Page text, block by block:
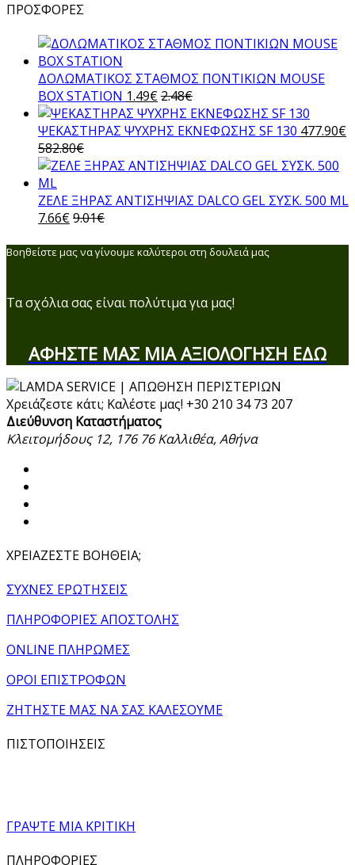
ΠΡΟΣΦΟΡΕΣ
ΔΟΛΩΜΑΤΙΚΟΣ ΣΤΑΘΜΟΣ ΠΟΝΤΙΚΙΩΝ MOUSE
BOX STATION 1.49€2.48€
ΨΕΚΑΣΤΗΡΑΣ ΨΥΧΡΗΣ ΕΚΝΕΦΩΣΗΣ SF 130 477.90€
582.80€
ΖΕΛΕ ΞΗΡΑΣ ΑΝΤΙΣΗΨΙΑΣ DALCO GEL ΣΥΣΚ. 500 ML
7.66€9.01€
Βοηθείστε μας να γίνουμε καλύτεροι στη δουλειά μας
Τα σχόλια σας είναι πολύτιμα για μας!
ΑΦΗΣΤΕ ΜΑΣ ΜΙΑ ΑΞΙΟΛΟΓΗΣΗ ΕΔΩ
Χρειάζεστε κάτι; Καλέστε μας! +30 210 34 73 207
Διεύθυνση Καταστήματος
Κλειτομήδους 12, 176 76 Καλλιθέα, Αθήνα
ΧΡΕΙΑΖΕΣΤΕ ΒΟΗΘΕΙΑ;
ΣΥΧΝΕΣ ΕΡΩΤΗΣΕΙΣ
ΠΛΗΡΟΦΟΡΙΕΣ ΑΠΟΣΤΟΛΗΣ
ONLINE ΠΛΗΡΩΜΕΣ
ΟΡΟΙ ΕΠΙΣΤΡΟΦΩΝ
ΖΗΤΗΣΤΕ ΜΑΣ ΝΑ ΣΑΣ ΚΑΛΕΣΟΥΜΕ
ΠΙΣΤΟΠΟΙΗΣΕΙΣ
ΓΡΑΨΤΕ ΜΙΑ ΚΡΙΤΙΚΗ
ΠΛΗΡΟΦΟΡΙΕΣ